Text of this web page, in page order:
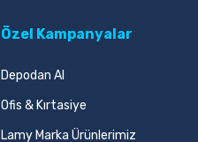
Özel Kampanyalar
Depodan Al
Ofis & Kırtasiye
Lamy Marka Ürünlerimiz